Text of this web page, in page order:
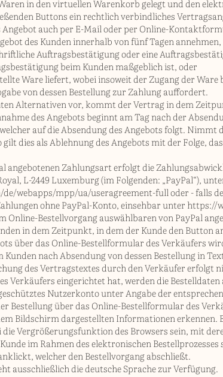
in den virtuellen Warenkorb gelegt und den
Buttons ein rechtlich verbindliches
auch per E-Mail oder per Online-
des Kunden innerhalb von fünf Tagen annehmen,
Auftragsbestätigung oder eine
beim Kunden maßgeblich ist, oder
Ware liefert, wobei insoweit der Zugang der
von dessen Bestellung zur Zahlung auffordert.
Alternativen vor, kommt der Vertrag in dem
des Angebots beginnt am Tag nach der
auf die Absendung des Angebots folgt.
dies als Ablehnung des Angebots mit der Folge,
angebotenen Zahlungsart erfolgt die
L-2449 Luxemburg (im Folgenden: „PayPal“),
webapps/mpp/ua/useragreement-fulloder - falls
ohne PayPal-Konto, einsehbar unterhttps://
Online-Bestellvorgang auswählbaren von PayPal
in dem Zeitpunkt, in dem der Kunde den Button
über das Online-Bestellformular des Verkäufers
nach Absendung von dessen Bestellung in
des Vertragstextes durch den Verkäufer erfolgt
Verkäufers eingerichtet hat, werden die
Nutzerkonto unter Angabe der
Bestellung über das Online-Bestellformular des
Bildschirm dargestellten Informationen
Vergrößerungsfunktion des Browsers sein, mit
im Rahmen des elektronischen
welcher den Bestellvorgang abschließt.
ausschließlich die deutsche Sprache zur Verfügung.